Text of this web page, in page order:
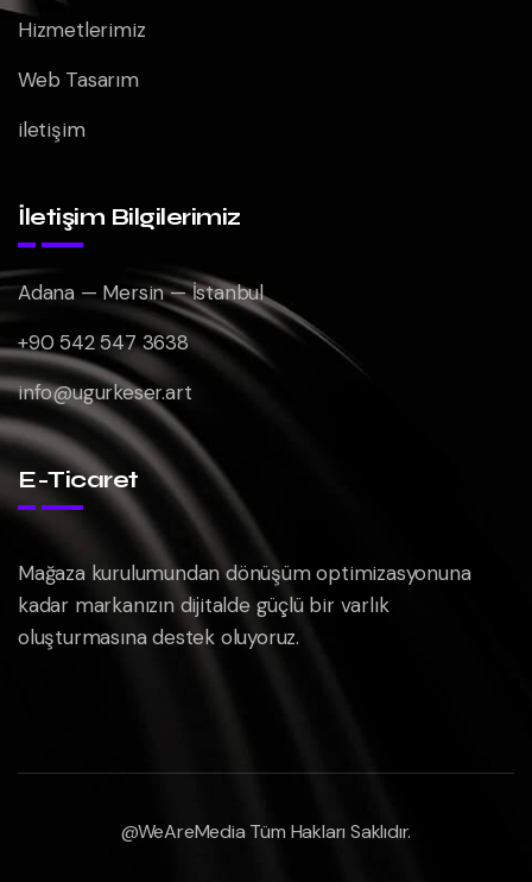
Hizmetlerimiz
Web Tasarım
iletişim
İletişim Bilgilerimiz
Adana — Mersin — İstanbul
+90 542 547 3638
info@ugurkeser.art
E-Ticaret
Mağaza kurulumundan dönüşüm optimizasyonuna
kadar markanızın dijitalde güçlü bir varlık
oluşturmasına destek oluyoruz.
@WeAreMedia Tüm Hakları Saklıdır.